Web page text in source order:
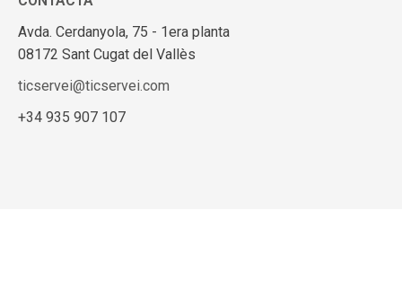
Avda. Cerdanyola, 75 - 1era planta
08172 Sant Cugat del Vallès
ticservei@ticservei.com
+34 935 907 107